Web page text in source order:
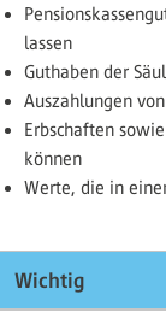
lassen
Guthaben der
Auszahlungen
Erbschaften
können
Werte, die in
Wichtig